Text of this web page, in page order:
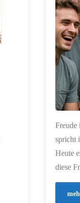
Freude
spricht
Heute
diese